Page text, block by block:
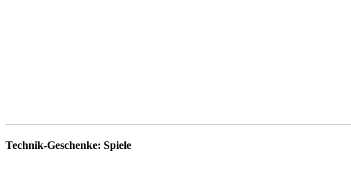
Technik-Geschenke: Spiele